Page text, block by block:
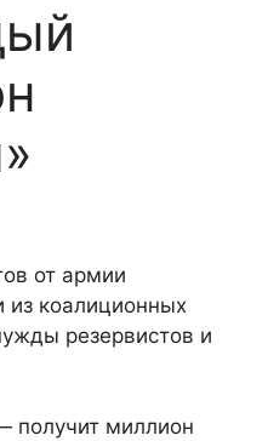
от армии
из коалиционных
резервистов и
получит миллион